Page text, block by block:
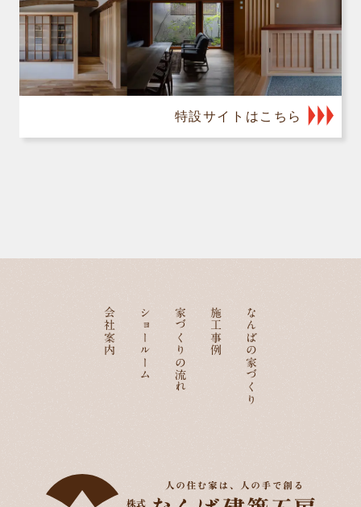
特設サイトはこちら
なんばの家づくり
施工事例
家づくりの流れ
ショールーム
会社案内